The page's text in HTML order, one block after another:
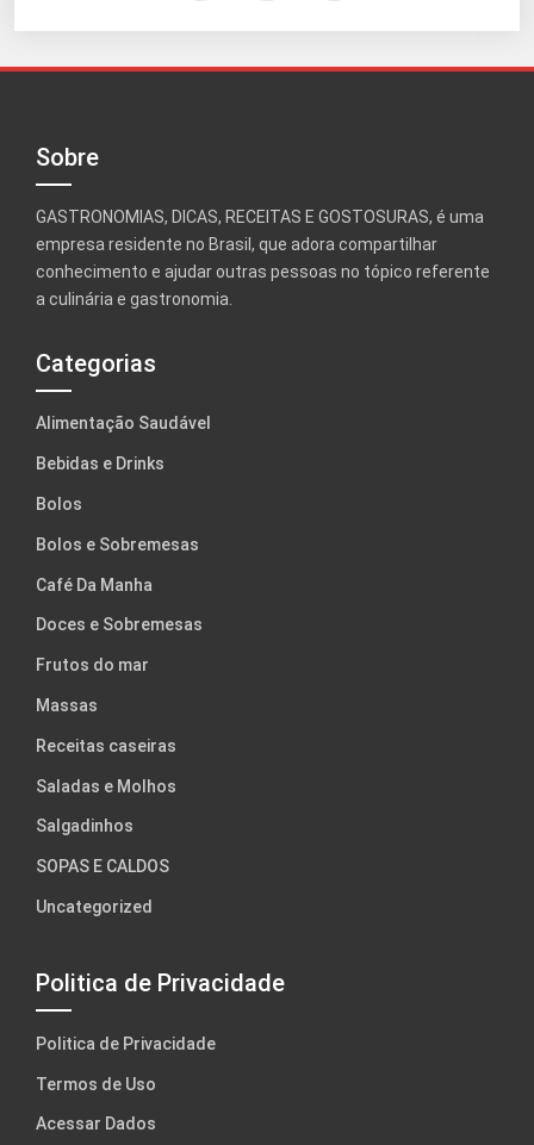
Sobre
GASTRONOMIAS, DICAS, RECEITAS E GOSTOSURAS, é uma
empresa residente no Brasil, que adora compartilhar
conhecimento e ajudar outras pessoas no tópico referente
a culinária e gastronomia.
Categorias
Alimentação Saudável
Bebidas e Drinks
Bolos
Bolos e Sobremesas
Café Da Manha
Doces e Sobremesas
Frutos do mar
Massas
Receitas caseiras
Saladas e Molhos
Salgadinhos
SOPAS E CALDOS
Uncategorized
Politica de Privacidade
Politica de Privacidade
Termos de Uso
Acessar Dados